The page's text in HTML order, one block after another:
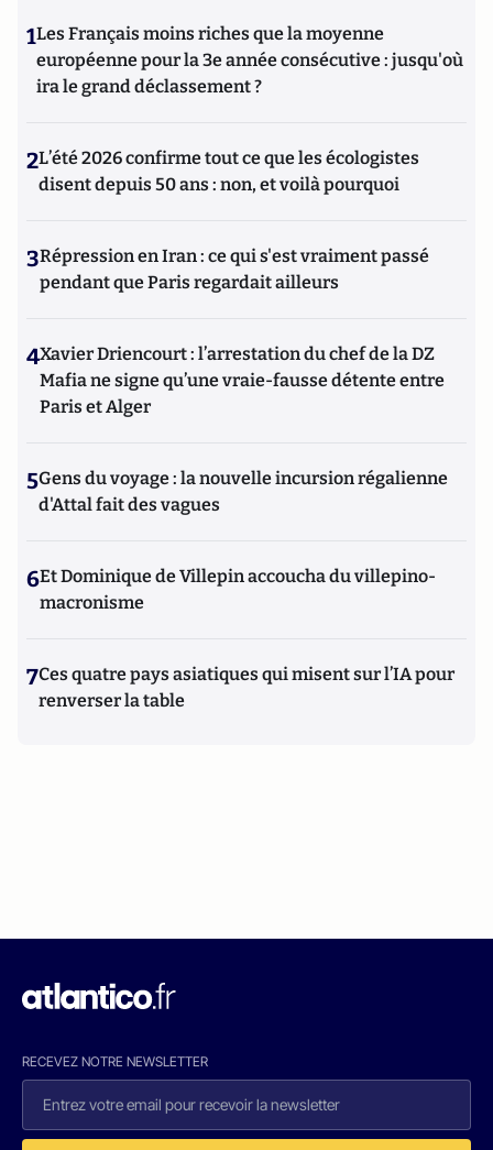
1Les Français moins riches que la moyenne
européenne pour la 3e année consécutive : jusqu'où
ira le grand déclassement ?
2L’été 2026 confirme tout ce que les écologistes
disent depuis 50 ans : non, et voilà pourquoi
3Répression en Iran : ce qui s'est vraiment passé
pendant que Paris regardait ailleurs
4Xavier Driencourt : l’arrestation du chef de la DZ
Mafia ne signe qu’une vraie-fausse détente entre
Paris et Alger
5Gens du voyage : la nouvelle incursion régalienne
d'Attal fait des vagues
6Et Dominique de Villepin accoucha du villepino-
macronisme
7Ces quatre pays asiatiques qui misent sur l’IA pour
renverser la table
RECEVEZ NOTRE NEWSLETTER